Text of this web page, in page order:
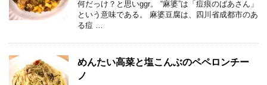
何だっけ？と思いggr。 “麻婆”は「痘痕のばあさん」
という意味である。 麻婆豆腐は、四川省成都市のあ
る痘 …
めんたい高菜と塩こんぶのペペロンチー
ノ